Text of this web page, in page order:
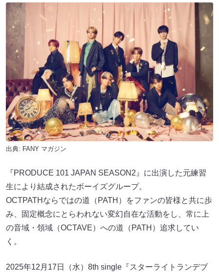
出典: FANY マガジン
『PRODUCE 101 JAPAN SEASON2』に出演した元練習
生により結成されたボーイズグループ。
OCTPATHならではの道（PATH）をファンの皆様と共に歩
み、固定概念にとらわれない変幻自在な活動をし、常に上
の音域・領域（OCTAVE）への道（PATH）追求してい
く。
2025年12月17日（水）8th single『スターライトランデブ